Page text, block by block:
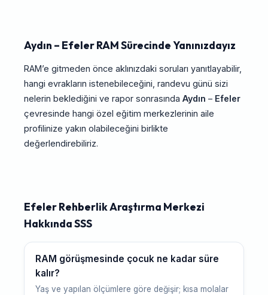
Aydın – Efeler RAM Sürecinde Yanınızdayız
RAM’e gitmeden önce aklınızdaki soruları yanıtlayabilir,
hangi evrakların istenebileceğini, randevu günü sizi
nelerin beklediğini ve rapor sonrasında Aydın – Efeler
çevresinde hangi özel eğitim merkezlerinin aile
profilinize yakın olabileceğini birlikte
değerlendirebiliriz.
Efeler Rehberlik Araştırma Merkezi
Hakkında SSS
RAM görüşmesinde çocuk ne kadar süre
kalır?
Yaş ve yapılan ölçümlere göre değişir; kısa molalar